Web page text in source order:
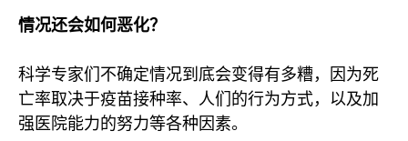
情况还会如何恶化？
科学专家们不确定情况到底会变得有多糟，因为死
亡率取决于疫苗接种率、人们的行为方式，以及加
强医院能力的努力等各种因素。